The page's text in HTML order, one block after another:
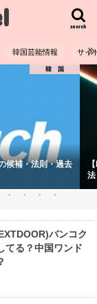
search
韓国芸能情報 サイ
韓 国
候補・法則・過去
バンコク
てる？中国ワンド